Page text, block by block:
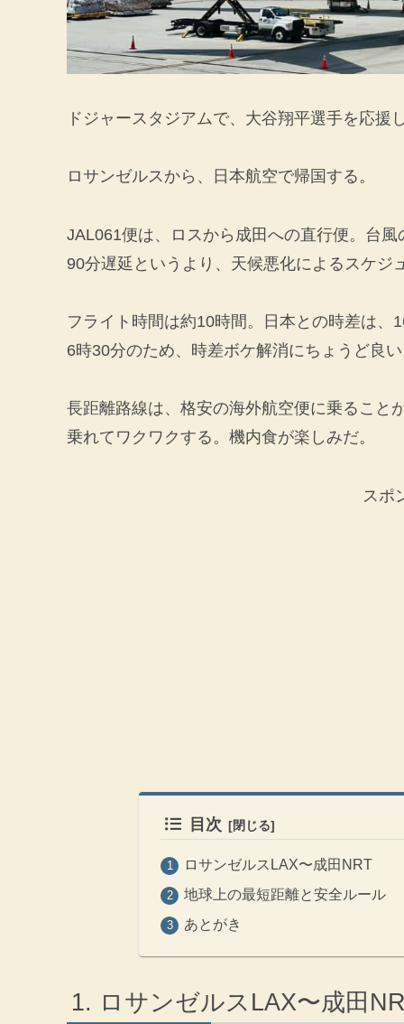
ドジャースタジアムで、大谷翔平選手を応援
ロサンゼルスから、日本航空で帰国する。
JAL061便は、ロスから成田への直行便。台
90分遅延というより、天候悪化によるスケジ
フライト時間は約10時間。日本との時差は
6時30分のため、時差ボケ解消にちょうど良
長距離路線は、格安の海外航空便に乗ること
乗れてワクワクする。機内食が楽しみだ。
スポ
目次
ロサンゼルスLAX〜成田NRT
地球上の最短距離と安全ルール
あとがき
ロサンゼルスLAX〜成田